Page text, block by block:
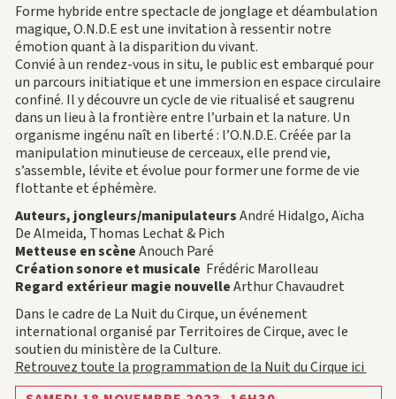
Forme hybride entre spectacle de jonglage et déambulation
magique, O.N.D.E est une invitation à ressentir notre
émotion quant à la disparition du vivant.
Convié à un rendez-vous in situ, le public est embarqué pour
un parcours initiatique et une immersion en espace circulaire
confiné. Il y découvre un cycle de vie ritualisé et saugrenu
dans un lieu à la frontière entre l’urbain et la nature. Un
organisme ingénu naît en liberté : l’O.N.D.E. Créée par la
manipulation minutieuse de cerceaux, elle prend vie,
s’assemble, lévite et évolue pour former une forme de vie
flottante et éphémère.
Auteurs, jongleurs/manipulateursAndré Hidalgo, Aïcha
De Almeida, Thomas Lechat & Pich
Metteuse en scèneAnouch Paré
Création sonore et musicale Frédéric Marolleau
Regard extérieur magie nouvelleArthur Chavaudret
Dans le cadre de La Nuit du Cirque, un événement
international organisé par Territoires de Cirque, avec le
soutien du ministère de la Culture.
Retrouvez toute la programmation de la Nuit du Cirque ici